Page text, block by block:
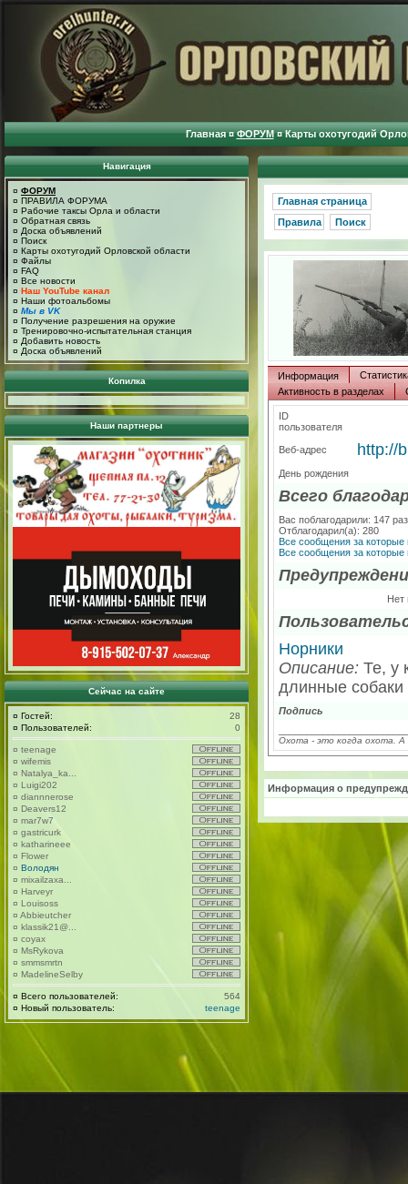
Главная ¤ ФОРУМ ¤ Карты охотугодий
Навигация
¤ ФОРУМ
¤ ПРАВИЛА ФОРУМА
¤ Рабочие таксы Орла и области
¤ Обратная связь
¤ Доска объявлений
¤ Поиск
¤ Карты охотугодий Орловской области
¤ Файлы
¤ FAQ
¤ Все новости
¤ Наш YouTube канал
¤ Наши фотоальбомы
¤ Мы в VK
¤ Получение разрешения на оружие
¤ Тренировочно-испытательная станция
¤ Добавить новость
¤ Доска объявлений
Копилка
Наши партнеры
Сейчас на сайте
¤ Гостей:
28
¤ Пользователей: 0
¤ teenage
¤ wifemis
¤ Natalya_ka...
¤ Luigi202
¤ diannnerose
¤ Deavers12
¤ mar7w7
¤ gastricurk
¤ katharineee
¤ Flower
¤ Володян
¤ mixailzaxa...
¤ Harveyr
¤ Louisoss
¤ Abbieutcher
¤ klassik21@...
¤ coyax
¤ MsRykova
¤ smmsmrtn
¤ MadelineSelby
¤ Всего пользователей:
564
¤ Новый пользователь: teenage
Главная страница
Правила
Поиск
Информация
Активность в разделах
ID
пользователя
Веб-адрес http://
День рождения
Всего
Вас поблагодарили: 147
Отблагодарил(а): 280
Все сообщения за
Все сообщения за
Нет
Норники
Описание: Те, у
длинные собаки
Подпись
Охота - это когда охота. А
Информация о